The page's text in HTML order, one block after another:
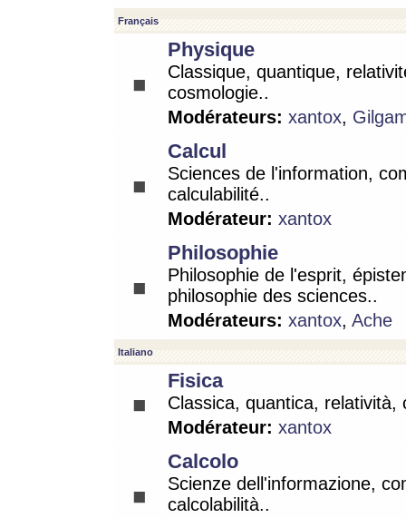
Français
Physique
Classique, quantique,
cosmologie..
Modérateurs: xantox,
Calcul
Sciences de l'information,
calculabilité..
Modérateur: xantox
Philosophie
Philosophie de l'esprit,
philosophie des sciences..
Modérateurs: xantox, Ache
Italiano
Fisica
Classica, quantica, relatività,
Modérateur: xantox
Calcolo
Scienze dell'informazione,
calcolabilità..